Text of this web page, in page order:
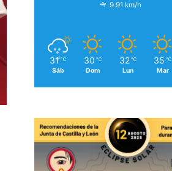
9.91 km/h
31 ℃
Sáb
30 ℃
Dom
32 ℃
Lun
35 ℃
Mar